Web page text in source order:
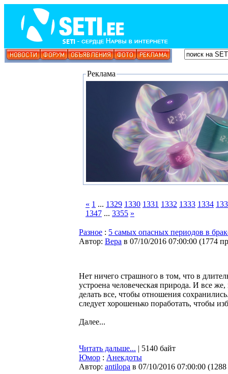
Реклама
« 1 ... 1329 1330 1331 1332 1333 1334
1347 ... 3355 »
Разное : 5 самых опасных периодов в
Автор: Bepa в 07/10/2016 07:00:00 (1774
Нет ничего страшного в том, что в
устроена человеческая природа. И все
делать все, чтобы отношения
следует хорошенько поработать, чтобы
Далее...
Читать дальше... | 5140 байт
Юмор : Анекдоты
Автор: antilopa в 07/10/2016 07:00:00 (